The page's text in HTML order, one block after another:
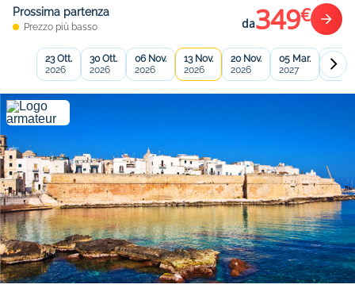
Prossima partenza
Prezzo più basso da349€
23 Ott.
2026
30 Ott.
2026
06 Nov.
2026
13 Nov.
2026
20 Nov.
2026
05 Mar.
2027
12
2027